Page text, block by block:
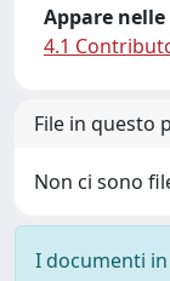
Appare
4.1
File in questo
Non ci sono
I documenti